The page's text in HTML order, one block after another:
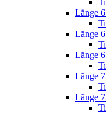
Länge
Länge
Länge
Länge
Länge